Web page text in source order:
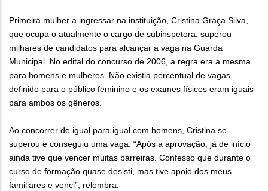
Primeira mulher a ingressar na instituição, Cristina Graça Silva,
que ocupa o atualmente o cargo de subinspetora, superou
milhares de candidatos para alcançar a vaga na Guarda
Municipal. No edital do concurso de 2006, a regra era a mesma
para homens e mulheres. Não existia percentual de vagas
definido para o público feminino e os exames físicos eram iguais
para ambos os gêneros.
Ao concorrer de igual para igual com homens, Cristina se
superou e conseguiu uma vaga. “Após a aprovação, já de início
ainda tive que vencer muitas barreiras. Confesso que durante o
curso de formação quase desisti, mas tive apoio dos meus
familiares e venci”, relembra.